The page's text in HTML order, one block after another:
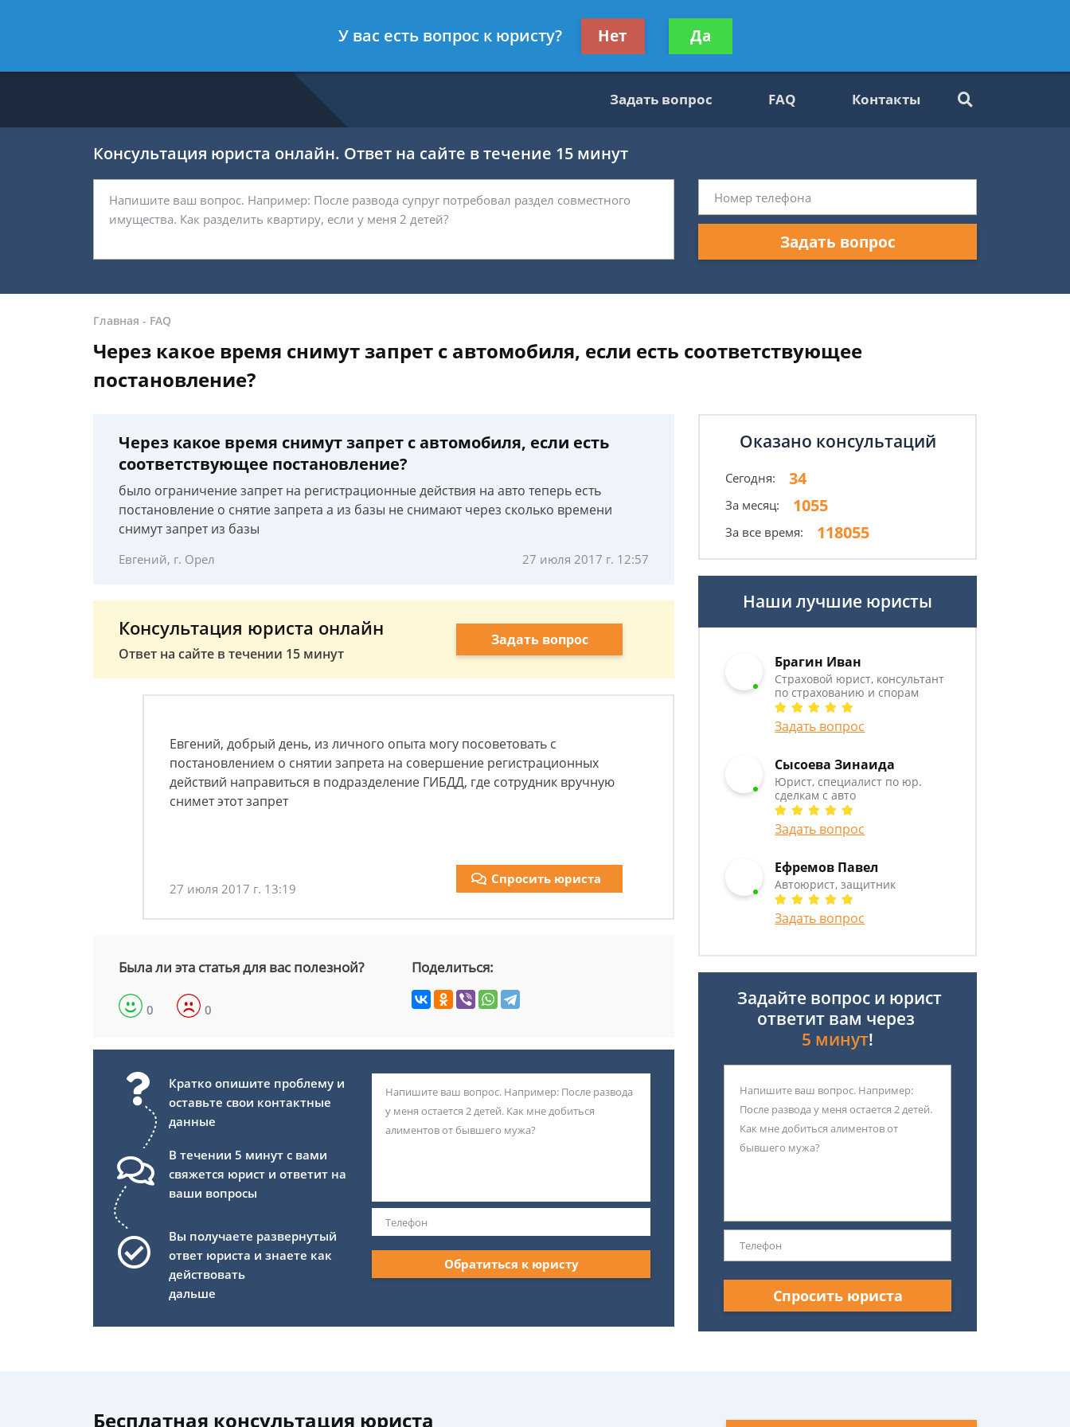
- Автоюрист, защитник
Получите консультацию
бесплатно
Задать вопрос FAQ Контакты
Консультация юриста онлайн. Ответ на сайте в течение 15 минут
Задать вопрос
Главная - FAQ
Через какое время снимут запрет с автомобиля, если есть соответствующее
постановление?
Через какое время снимут запрет с автомобиля, если есть
соответствующее постановление?
было ограничение запрет на регистрационные действия на авто теперь есть
постановление о снятие запрета а из базы не снимают через сколько времени
снимут запрет из базы
Евгений, г. Орел 27 июля 2017 г. 12:57
Консультация юриста онлайн
Ответ на сайте в течении 15 минут
Задать вопрос
Евгений, добрый день, из личного опыта могу посоветовать с
постановлением о снятии запрета на совершение регистрационных
действий направиться в подразделение ГИБДД, где сотрудник вручную
снимет этот запрет
27 июля 2017 г. 13:19
Спросить юриста
Была ли эта статья для вас полезной?
0 0
Поделиться:
Кратко опишите проблему и
оставьте свои контактные
данные
В течении 5 минут с вами
свяжется юрист и ответит на
ваши вопросы
Вы получаете развернутый
ответ юриста и знаете как
действовать
дальше
Обратиться к юристу
Оказано консультаций
Сегодня: 34
За месяц: 1055
За все время: 118055
Наши лучшие юристы
Брагин Иван
Страховой юрист, консультант
по страхованию и спорам
Задать вопрос
Сысоева Зинаида
Юрист, специалист по юр.
сделкам с авто
Задать вопрос
Ефремов Павел
Автоюрист, защитник
Задать вопрос
Задайте вопрос и юрист
ответит вам через
5 минут!
Спросить юриста
Бесплатная консультация юриста
У вас есть вопрос к юристу? Нет Да